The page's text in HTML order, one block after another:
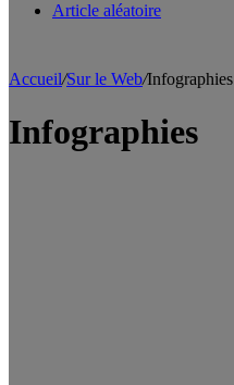
Article aléatoire
Accueil/Sur le Web/Infographies
Infographies